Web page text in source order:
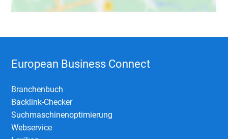
European Business Connect
Branchenbuch
Backlink-Checker
Suchmaschinenoptimierung
Webservice